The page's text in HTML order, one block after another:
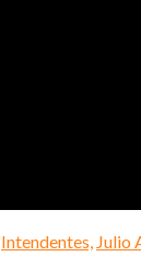
Intendentes, Julio